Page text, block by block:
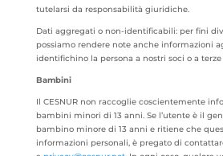
tutelarsi da responsabilità giuridiche.
Dati aggregati o non-identificabili: per fini
possiamo rendere note anche informazioni
identifichino la persona a nostri soci o a
Bambini
Il CESNUR non raccoglie coscientemente
bambini minori di 13 anni. Se l’utente è il
bambino minore di 13 anni e ritiene che
informazioni personali, è pregato di